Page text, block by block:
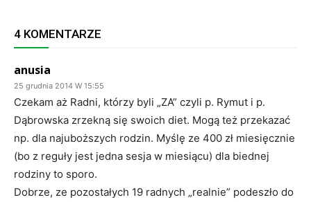
4 KOMENTARZE
anusia
25 grudnia 2014 W 15:55
Czekam aż Radni, którzy byli „ZA” czyli p. Rymut i p.
Dąbrowska zrzekną się swoich diet. Mogą też przekazać
np. dla najuboższych rodzin. Myślę ze 400 zł miesięcznie
(bo z reguły jest jedna sesja w miesiącu) dla biednej
rodziny to sporo.
Dobrze, ze pozostałych 19 radnych „realnie” podeszło do